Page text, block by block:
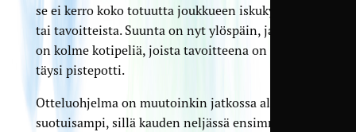
se ei kerro koko totuutta joukkueen iskukyvystä
tai tavoitteista. Suunta on nyt ylöspäin, ja edessä
on kolme kotipeliä, joista tavoitteena on kerätä
täysi pistepotti.
Otteluohjelma on muutoinkin jatkossa alkukautta
suotuisampi, sillä kauden neljässä ensimmäisessä